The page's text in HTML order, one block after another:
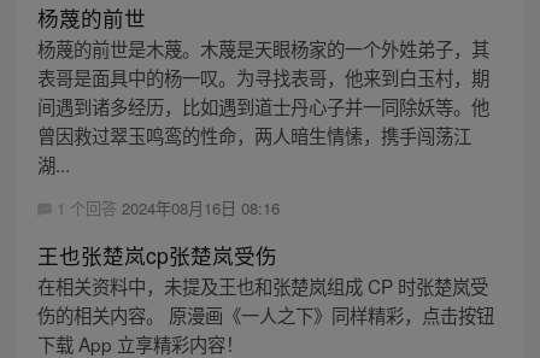
杨蔑的前世
杨蔑的前世是木蔑。木蔑是天眼杨家的一个外姓弟子，其
表哥是面具中的杨一叹。为寻找表哥，他来到白玉村，期
间遇到诸多经历，比如遇到道士丹心子并一同除妖等。他
曾因救过翠玉鸣鸾的性命，两人暗生情愫，携手闯荡江
湖...
1 个回答 2024年08月16日 08:16
王也张楚岚cp张楚岚受伤
在相关资料中，未提及王也和张楚岚组成 CP 时张楚岚受
伤的相关内容。 原漫画《一人之下》同样精彩，点击按钮
下载 App 立享精彩内容！